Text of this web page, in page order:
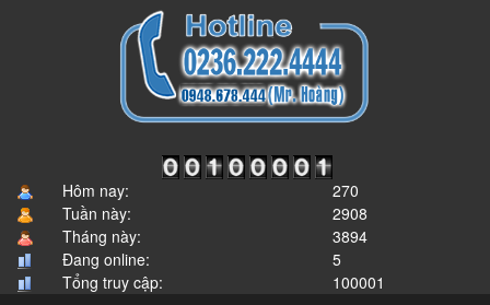
Hôm nay:
270
Tuần này:
2908
Tháng này:
3894
Đang online:
5
Tổng truy cập:
100001